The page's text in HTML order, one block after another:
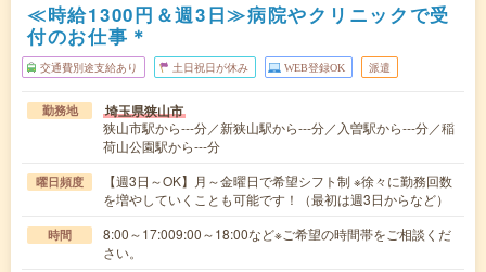
≪時給1300円＆週3日≫病院やクリニックで受
付のお仕事＊
交通費別途支給あり 土日祝日が休み WEB登録OK 派遣
勤務地 埼玉県狭山市
狭山市駅から---分／新狭山駅から---分／入曽駅から---分／稲
荷山公園駅から---分
曜日頻度
【週3日～OK】月～金曜日で希望シフト制 ※徐々に勤務回数
を増やしていくことも可能です！（最初は週3日からなど）
時間
8:00～17:009:00～18:00など※ご希望の時間帯をご相談くだ
さい。